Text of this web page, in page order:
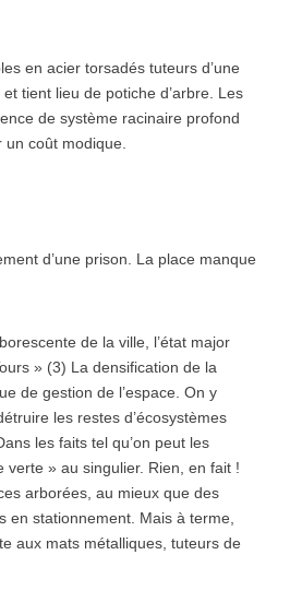
en acier torsadés tuteurs d’une
tient lieu de potiche d’arbre. Les
de système racinaire profond
coût modique.
d’une prison. La place manque
de la ville, l’état major
» (3) La densification de la
de gestion de l’espace. On y
les restes d’écosystèmes
les faits tel qu’on peut les
» au singulier. Rien, en fait !
arborées, au mieux que des
en stationnement. Mais à terme,
aux mats métalliques, tuteurs de